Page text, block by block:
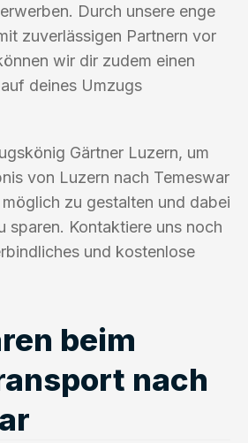
Durch unsere enge
zuverlässigen Partnern vor
wir dir zudem einen
deines Umzugs
Gärtner Luzern, um
von Luzern nach Temeswar
zu gestalten und dabei
sparen. Kontaktiere uns noch
und kostenlose
beim
nach